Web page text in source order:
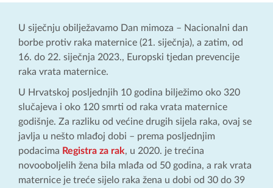
U siječnju obilježavamo Dan mimoza – Nacionalni dan
borbe protiv raka maternice (21. siječnja), a zatim, od
16. do 22. siječnja 2023., Europski tjedan prevencije
raka vrata maternice.
U Hrvatskoj posljednjih 10 godina bilježimo oko 320
slučajeva i oko 120 smrti od raka vrata maternice
godišnje. Za razliku od većine drugih sijela raka, ovaj se
javlja u nešto mlađoj dobi – prema posljednjim
podacima Registra za rak, u 2020. je trećina
novooboljelih žena bila mlađa od 50 godina, a rak vrata
maternice je treće sijelo raka žena u dobi od 30 do 39